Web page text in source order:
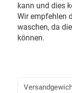
kann und dies
Wir empfehlen
waschen, da
können.